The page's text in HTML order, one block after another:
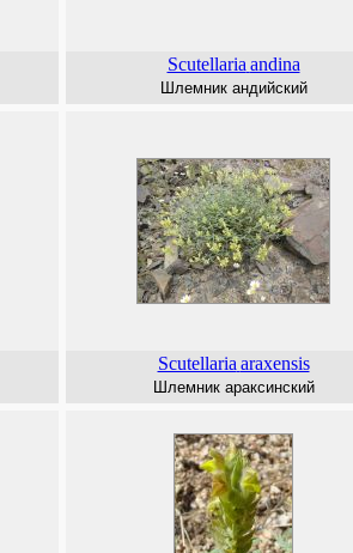
Scutellaria andina
Шлемник андийский
Scutellaria araxensis
Шлемник араксинский